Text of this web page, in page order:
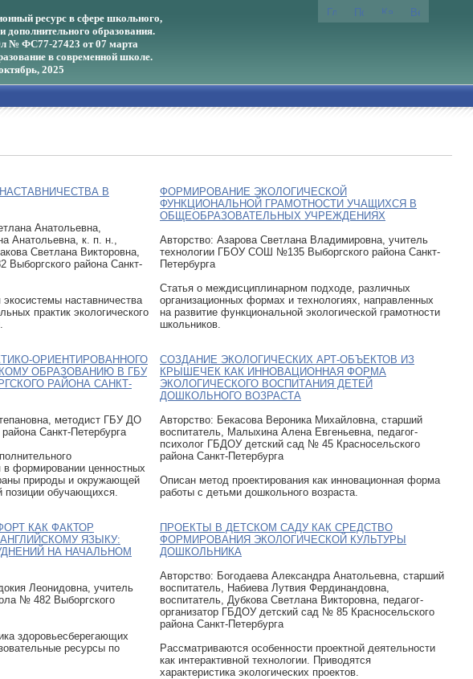
ресурс в сфере школьного,
дополнительного образования.
№ ФС77-27423 от 07 марта
в современной школе.
2025
В
Анатольевна,
Анатольевна, к. п. н.,
Светлана Викторовна,
района Санкт-
наставничества
практик экологического
ФОРМИРОВАНИЕ ЭКОЛОГИЧЕСКОЙ
ФУНКЦИОНАЛЬНОЙ ГРАМОТНОСТИ УЧАЩИХСЯ В
ОБЩЕОБРАЗОВАТЕЛЬНЫХ УЧРЕЖДЕНИЯХ
Авторcтво: Азарова Светлана Владимировна, учитель
технологии ГБОУ СОШ №135 Выборгского района Санкт-
Петербурга
Статья о междисциплинарном подходе, различных
организационных формах и технологиях, направленных
на развитие функциональной экологической грамотности
школьников.
ОРИЕНТИРОВАННОГО
ОБРАЗОВАНИЮ В ГБУ
РАЙОНА САНКТ-
методист ГБУ ДО
Санкт-Петербурга
в формировании ценностных
природы и окружающей
позиции обучающихся.
СОЗДАНИЕ ЭКОЛОГИЧЕСКИХ АРТ-ОБЪЕКТОВ ИЗ
КРЫШЕЧЕК КАК ИННОВАЦИОННАЯ ФОРМА
ЭКОЛОГИЧЕСКОГО ВОСПИТАНИЯ ДЕТЕЙ
ДОШКОЛЬНОГО ВОЗРАСТА
Авторcтво: Бекасова Вероника Михайловна, старший
воспитатель, Малыхина Алена Евгеньевна, педагог-
психолог ГБДОУ детский сад № 45 Красносельского
района Санкт-Петербурга
Описан метод проектирования как инновационная форма
работы с детьми дошкольного возраста.
КАК ФАКТОР
ЯЗЫКУ:
НА НАЧАЛЬНОМ
Леонидовна, учитель
№ 482 Выборгского
здоровьесберегающих
ресурсы по
ПРОЕКТЫ В ДЕТСКОМ САДУ КАК СРЕДСТВО
ФОРМИРОВАНИЯ ЭКОЛОГИЧЕСКОЙ КУЛЬТУРЫ
ДОШКОЛЬНИКА
Авторcтво: Богодаева Александра Анатольевна, старший
воспитатель, Набиева Лутвия Фердинандовна,
воспитатель, Дубкова Светлана Викторовна, педагог-
организатор ГБДОУ детский сад № 85 Красносельского
района Санкт-Петербурга
Рассматриваются особенности проектной деятельности
как интерактивной технологии. Приводятся
характеристика экологических проектов.